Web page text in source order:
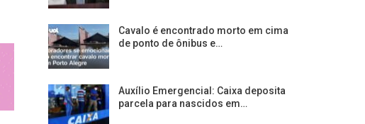
Cavalo é encontrado morto em cima
de ponto de ônibus e…
Auxílio Emergencial: Caixa deposita
parcela para nascidos em…